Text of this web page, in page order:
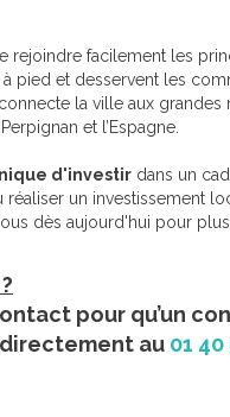
rejoindre facilement les
pied et desservent les
la ville aux
et l’Espagne.
d'investir dans un
un investissement
dès aujourd'hui pour
pour qu’un
au 01 40